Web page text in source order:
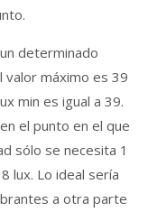
determinado
valor máximo es 39
min es igual a 39.
el punto en el que
sólo se necesita 1
lux. Lo ideal sería
a otra parte